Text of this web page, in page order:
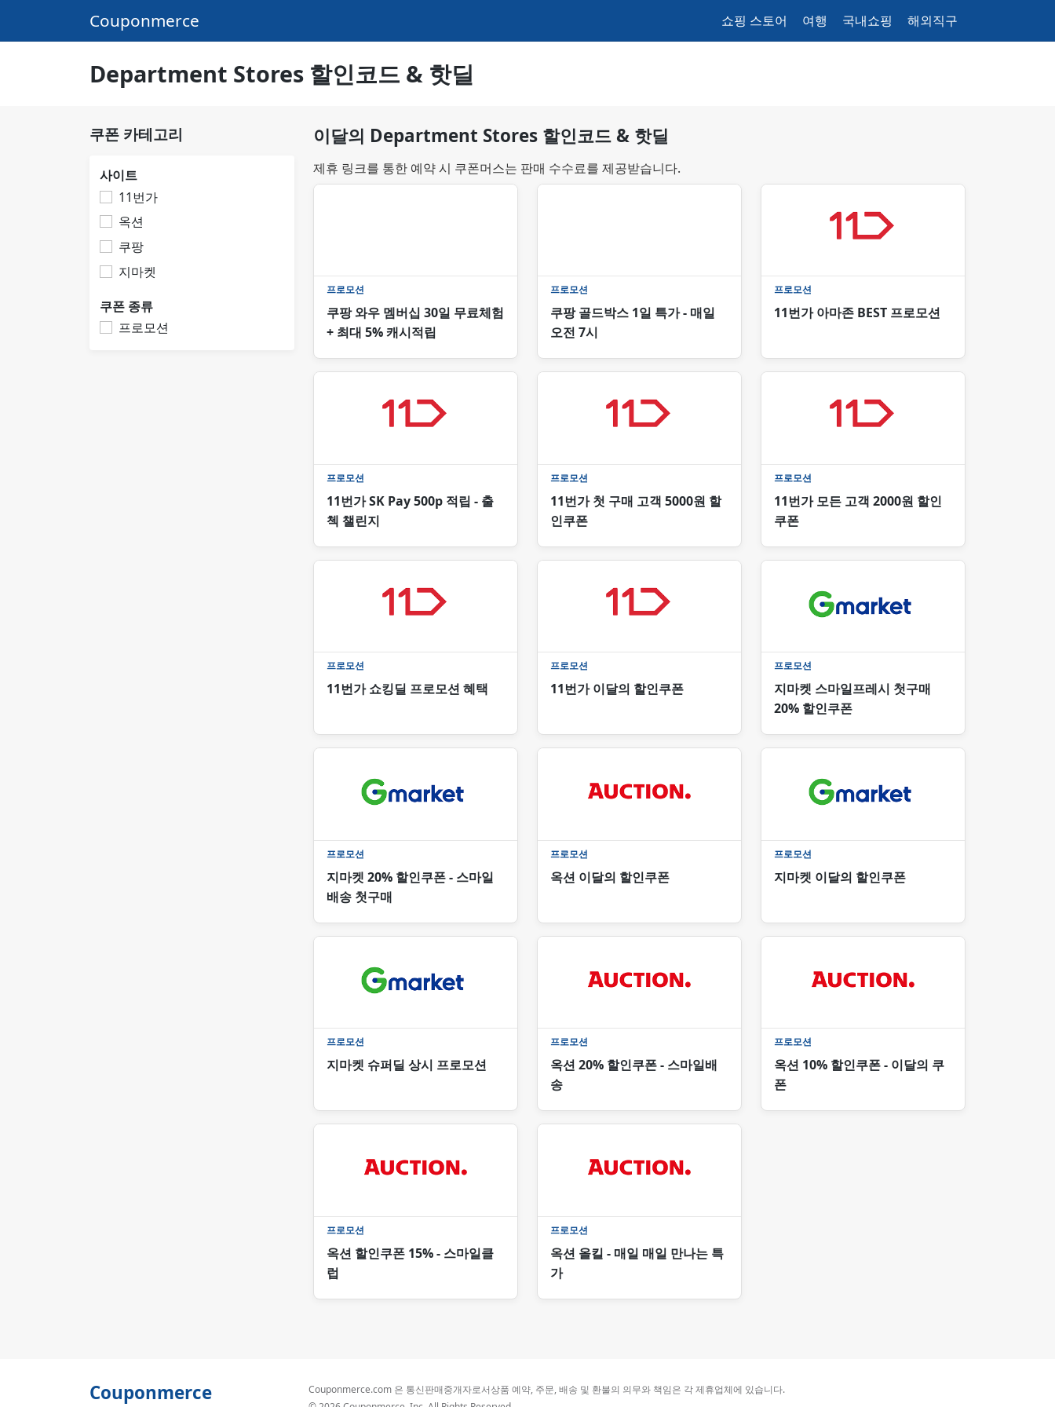
Couponmerce 쇼핑 스토어 여행 국내쇼핑 해외직구
Department Stores 할인코드 & 핫딜
쿠폰 카테고리
사이트
11번가
옥션
쿠팡
지마켓
쿠폰 종류
프로모션
이달의 Department Stores 할인코드 & 핫딜
제휴 링크를 통한 예약 시 쿠폰머스는 판매 수수료를 제공받습니다.
프로모션
쿠팡 와우 멤버십 30일 무료체험
+ 최대 5% 캐시적립
프로모션
쿠팡 골드박스 1일 특가 - 매일
오전 7시
프로모션
11번가 아마존 BEST 프로모션
프로모션
11번가 SK Pay 500p 적립 - 출
첵 챌린지
프로모션
11번가 첫 구매 고객 5000원 할
인쿠폰
프로모션
11번가 모든 고객 2000원 할인
쿠폰
프로모션
11번가 쇼킹딜 프로모션 혜택
프로모션
11번가 이달의 할인쿠폰
프로모션
지마켓 스마일프레시 첫구매
20% 할인쿠폰
프로모션
지마켓 20% 할인쿠폰 - 스마일
배송 첫구매
프로모션
옥션 이달의 할인쿠폰
프로모션
지마켓 이달의 할인쿠폰
프로모션
지마켓 슈퍼딜 상시 프로모션
프로모션
옥션 20% 할인쿠폰 - 스마일배
송
프로모션
옥션 10% 할인쿠폰 - 이달의 쿠
폰
프로모션
옥션 할인쿠폰 15% - 스마일클
럽
프로모션
옥션 올킬 - 매일 매일 만나는 특
가
Couponmerce
Couponmerce.com 은 통신판매중개자로서상품 예약, 주문, 배송 및 환불의 의무와 책임은 각 제휴업체에 있습니다.